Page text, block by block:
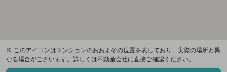
※ このアイコンはマンションのおおよその位置を表しており、実際の場所と異
なる場合がございます。詳しくは不動産会社に直接ご確認ください。